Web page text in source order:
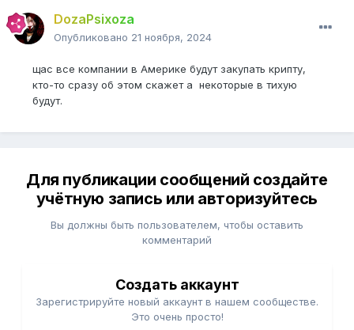
DozaPsixoza
Опубликовано 21 ноября, 2024
щас все компании в Америке будут закупать крипту,
кто-то сразу об этом скажет а некоторые в тихую
будут.
Для публикации сообщений создайте
учётную запись или авторизуйтесь
Вы должны быть пользователем, чтобы оставить
комментарий
Создать аккаунт
Зарегистрируйте новый аккаунт в нашем сообществе.
Это очень просто!